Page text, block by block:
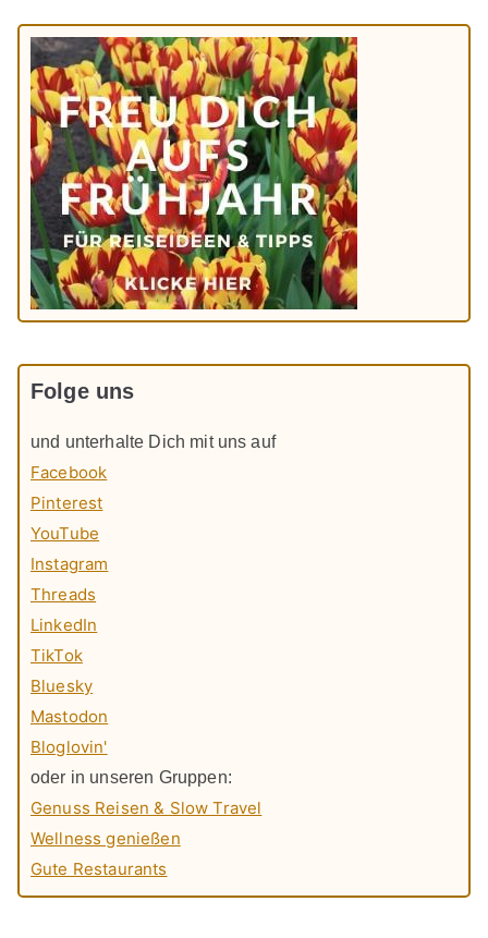
Folge uns
und unterhalte Dich mit uns auf
Facebook
Pinterest
YouTube
Instagram
Threads
LinkedIn
TikTok
Bluesky
Mastodon
Bloglovin'
oder in unseren Gruppen:
Genuss Reisen & Slow Travel
Wellness genießen
Gute Restaurants